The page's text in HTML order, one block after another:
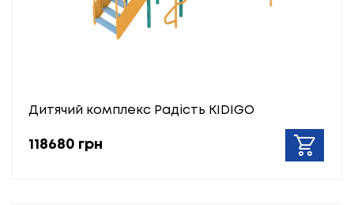
Дитячий комплекс Радість KIDIGO
118680 грн